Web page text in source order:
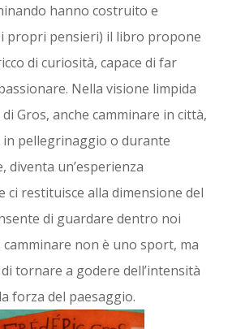
hanno costruito e
propri pensieri) il libro propone
di curiosità, capace di far
Nella visione limpida
Gros, anche camminare in città,
in pellegrinaggio o durante
diventa un’esperienza
ci restituisce alla dimensione del
di guardare dentro noi
camminare non è uno sport, ma
tornare a godere dell’intensità
forza del paesaggio.